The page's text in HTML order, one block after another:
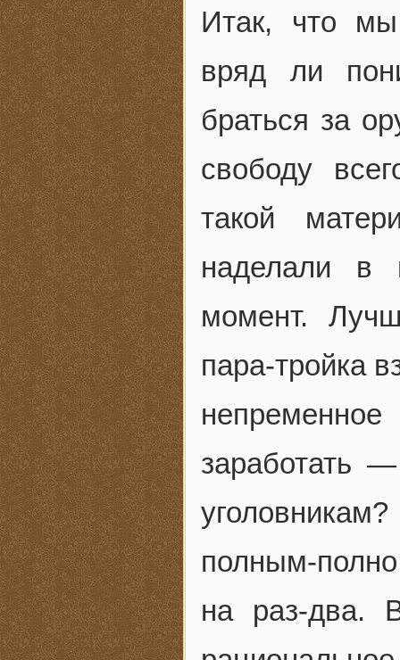
Итак, что
вряд ли
браться за
свободу
такой
наделали в
момент.
пара-тройка
заработать
полным-
на раз-два.